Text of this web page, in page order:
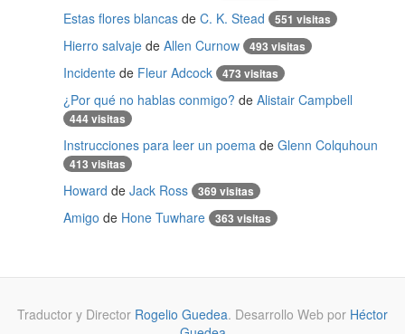
Estas flores blancas de C. K. Stead 551 visitas
Hierro salvaje de Allen Curnow 493 visitas
Incidente de Fleur Adcock 473 visitas
¿Por qué no hablas conmigo? de Alistair Campbell
444 visitas
Instrucciones para leer un poema de Glenn Colquhoun
413 visitas
Howard de Jack Ross 369 visitas
Amigo de Hone Tuwhare 363 visitas
Traductor y Director Rogelio Guedea. Desarrollo Web por Héctor